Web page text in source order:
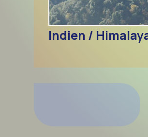
Indien /